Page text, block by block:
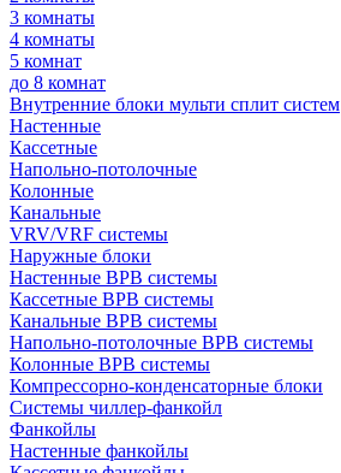
3 комнаты
4 комнаты
5 комнат
до 8 комнат
Внутренние блоки мульти сплит систем
Настенные
Кассетные
Напольно-потолочные
Колонные
Канальные
VRV/VRF системы
Наружные блоки
Настенные ВРВ системы
Кассетные ВРВ системы
Канальные ВРВ системы
Напольно-потолочные ВРВ системы
Колонные ВРВ системы
Компрессорно-конденсаторные блоки
Системы чиллер-фанкойл
Фанкойлы
Настенные фанкойлы